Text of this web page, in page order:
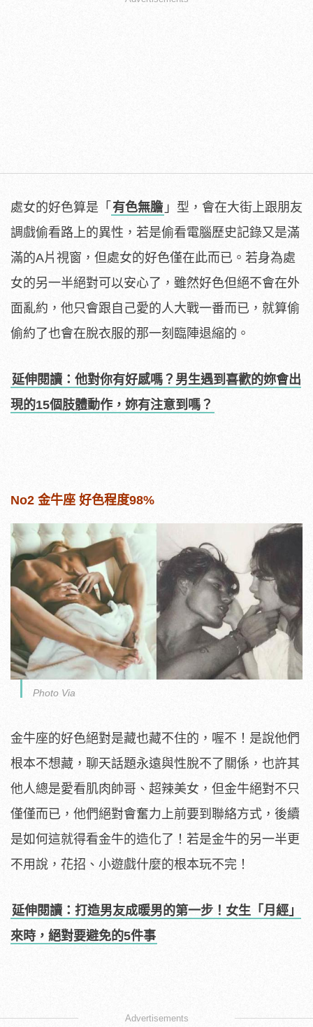
處女的好色算是「 有色無膽 」型，會在大街上跟朋友
調戲偷看路上的異性，若是偷看電腦歷史記錄又是滿
滿的A片視窗，但處女的好色僅在此而已。若身為處
女的另一半絕對可以安心了，雖然好色但絕不會在外
面亂約，他只會跟自己愛的人大戰一番而已，就算偷
偷約了也會在脫衣服的那一刻臨陣退縮的。
延伸閱讀：他對你有好感嗎？男生遇到喜歡的妳會出
現的15個肢體動作，妳有注意到嗎？
No2 金牛座 好色程度98%
Photo Via
金牛座的好色絕對是藏也藏不住的，喔不！是說他們
根本不想藏，聊天話題永遠與性脫不了關係，也許其
他人總是愛看肌肉帥哥、超辣美女，但金牛絕對不只
僅僅而已，他們絕對會奮力上前要到聯絡方式，後續
是如何這就得看金牛的造化了！若是金牛的另一半更
不用說，花招、小遊戲什麼的根本玩不完！
延伸閱讀：打造男友成暖男的第一步！女生「月經」
來時，絕對要避免的5件事
Advertisements